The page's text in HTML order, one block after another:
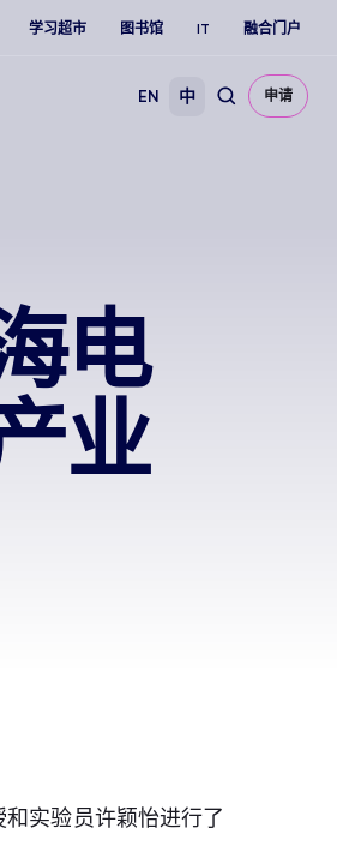
学习超市 图书馆 IT 融合门户
EN 中 申请
电
业
实验员许颖怡进行了